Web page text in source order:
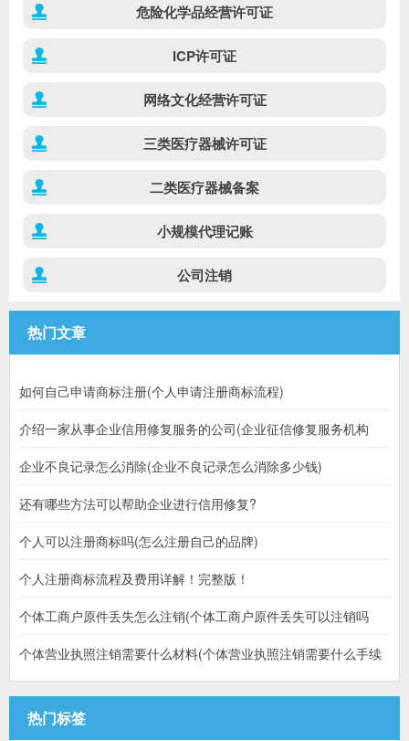
危险化学品经营许可证
ICP许可证
网络文化经营许可证
三类医疗器械许可证
二类医疗器械备案
小规模代理记账
公司注销
热门文章
如何自己申请商标注册(个人申请注册商标流程)
介绍一家从事企业信用修复服务的公司(企业征信修复服务机构
企业不良记录怎么消除(企业不良记录怎么消除多少钱)
还有哪些方法可以帮助企业进行信用修复?
个人可以注册商标吗(怎么注册自己的品牌)
个人注册商标流程及费用详解！完整版！
个体工商户原件丢失怎么注销(个体工商户原件丢失可以注销吗
个体营业执照注销需要什么材料(个体营业执照注销需要什么手续
热门标签